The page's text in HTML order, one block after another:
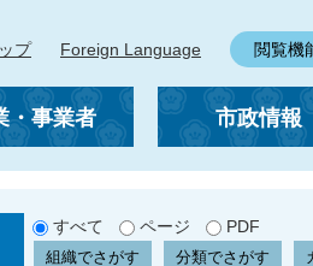
プ Foreign Language 閲覧機
・事業者 市政情報
すべて ページ PDF
組織でさがす 分類でさがす